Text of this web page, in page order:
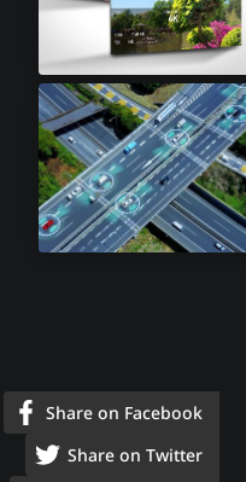
8K电视​
Share on Facebook
Share on Twitter